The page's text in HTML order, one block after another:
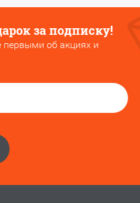
за подписку!
первыми об акциях и